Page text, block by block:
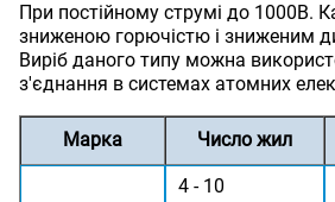
При постійному струмі до 1000В.
зниженою горючістю і зниженим
Виріб даного типу можна
з'єднання в системах атомних
Марка Число жил
4 - 10